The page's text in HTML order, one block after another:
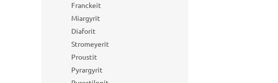
Franckeit
Miargyrit
Diaforit
Stromeyerit
Proustit
Pyrargyrit